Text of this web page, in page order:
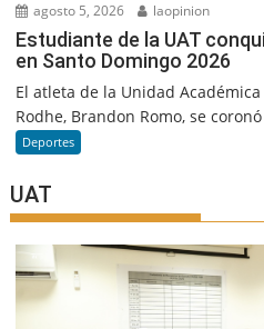
agosto 5, 2026 laopinion
Estudiante de la UAT
en Santo Domingo 2026
El atleta de la Unidad
Rodhe, Brandon Romo, se
Deportes
UAT